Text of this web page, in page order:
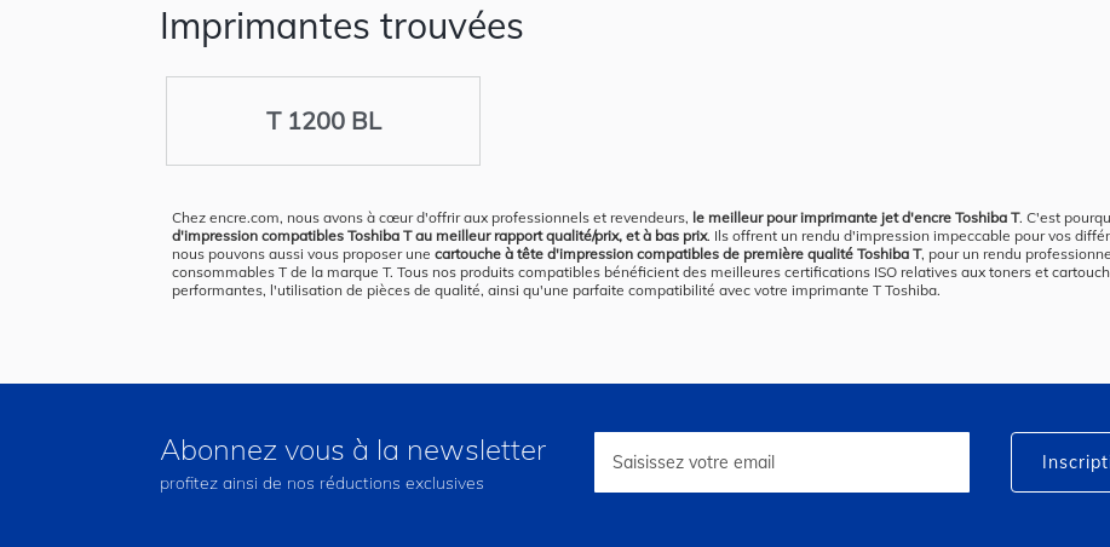
Imprimantes trouvées
T 1200 BL
Chez encre.com, nous avons à cœur d'offrir aux professionnels et revendeurs, le meilleur pour imprimante jet d'encre Toshiba T. C'est
d'impression compatibles Toshiba T au meilleur rapport qualité/prix, et à bas prix. Ils offrent un rendu d'impression impeccable pour vos
nous pouvons aussi vous proposer une cartouche à tête d'impression compatibles de première qualité Toshiba T, pour un rendu
consommables T de la marque T. Tous nos produits compatibles bénéficient des meilleures certifications ISO relatives aux toners et
performantes, l'utilisation de pièces de qualité, ainsi qu'une parfaite compatibilité avec votre imprimante T Toshiba.
Abonnez vous à la newsletter
profitez ainsi de nos réductions exclusives
lettre